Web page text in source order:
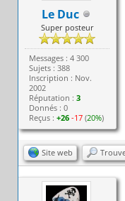
Le Duc
Super posteur
Messages : 4 300
Sujets : 388
Inscription : Nov.
2002
Réputation :3
Donnés : 0
Reçus :+26 -17 (20%)
Site web